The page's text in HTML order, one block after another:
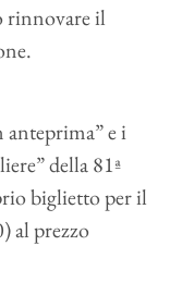
rinnovare il
e i
della 81ª
biglietto per il
al prezzo